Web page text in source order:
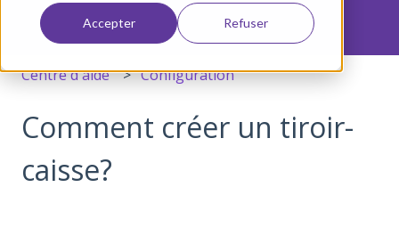
Accepter Refuser
Centre d'aide Configuration
Comment créer un tiroir-
caisse?